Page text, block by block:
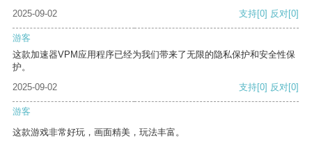
2025-09-02
支持[0] 反对[0]
游客
这款加速器VPM应用程序已经为我们带来了无限的隐私保护和安全性保
护。
2025-09-02
支持[0] 反对[0]
游客
这款游戏非常好玩，画面精美，玩法丰富。